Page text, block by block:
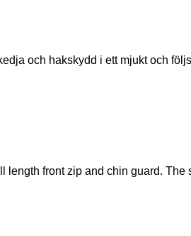
och hakskydd i ett mjukt och
length front zip and chin guard.